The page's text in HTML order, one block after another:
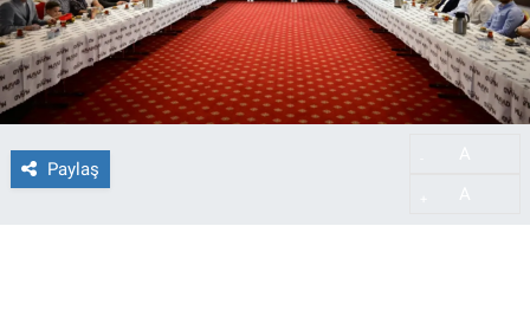
Paylaş
Haber Arşivi